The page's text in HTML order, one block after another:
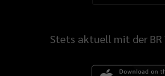
Stets aktuell mit der BR